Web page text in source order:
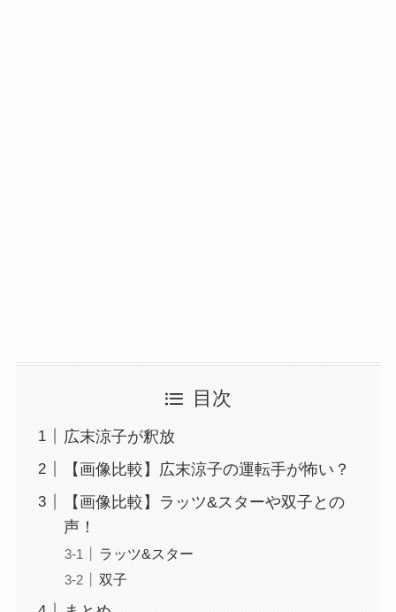
目次
広末涼子が釈放
【画像比較】広末涼子の運転手が怖い？
【画像比較】ラッツ&スターや双子との
声！
ラッツ&スター
双子